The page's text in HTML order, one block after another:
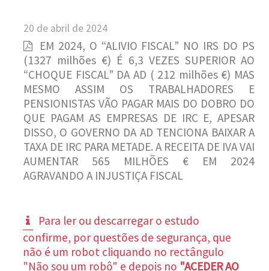
20 de abril de 2024
EM 2024, O “ALIVIO FISCAL” NO IRS DO PS
(1327 milhões €) É 6,3 VEZES SUPERIOR AO
“CHOQUE FISCAL” DA AD ( 212 milhões €) MAS
MESMO ASSIM OS TRABALHADORES E
PENSIONISTAS VÃO PAGAR MAIS DO DOBRO DO
QUE PAGAM AS EMPRESAS DE IRC E, APESAR
DISSO, O GOVERNO DA AD TENCIONA BAIXAR A
TAXA DE IRC PARA METADE. A RECEITA DE IVA VAI
AUMENTAR 565 MILHÕES € EM 2024
AGRAVANDO A INJUSTIÇA FISCAL
Para ler ou descarregar o estudo
confirme, por questões de segurança, que
não é um robot cliquando no rectângulo
"Não sou um robô" e depois no "ACEDER AO